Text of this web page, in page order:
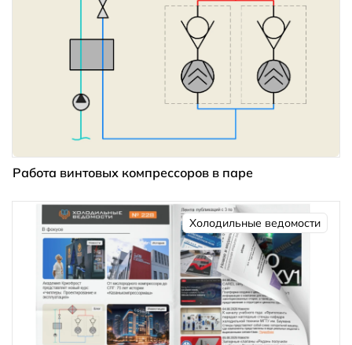
Работа винтовых компрессоров в паре
Холодильные ведомости